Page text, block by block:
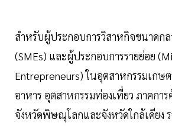
สำหรับผู้ประกอบการวิสาหกิจขนาดก
(SMEs) และผู้ประกอบการรายย่อย
Entrepreneurs) ในอุตสาหกรรมเกษ
อาหาร อุตสาหกรรมท่องเที่ยว ภาคกา
จังหวัดพิษณุโลกและจังหวัดใกล้เคียง